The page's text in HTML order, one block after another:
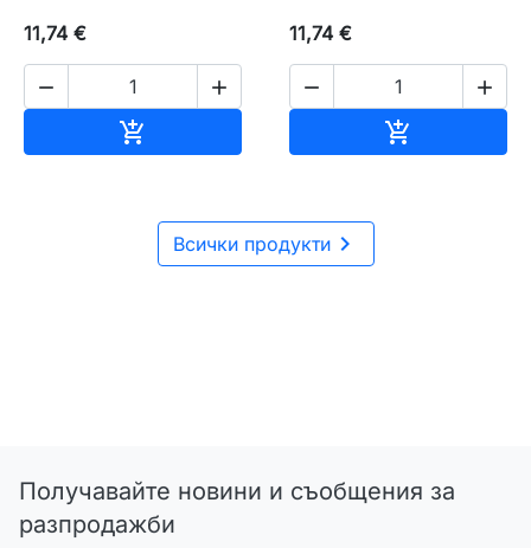
11,74 €
 

11,74 €
 

Всички продукти
Получавайте новини и съобщения за
разпродажби